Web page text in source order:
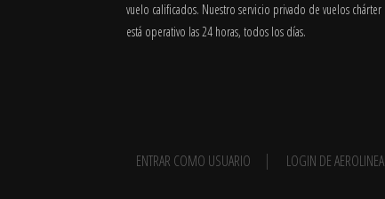
vuelo calificados. Nuestro servicio privado de vuelos chárter
está operativo las 24 horas, todos los días.
ENTRAR COMO USUARIO LOGIN DE AEROLINEA